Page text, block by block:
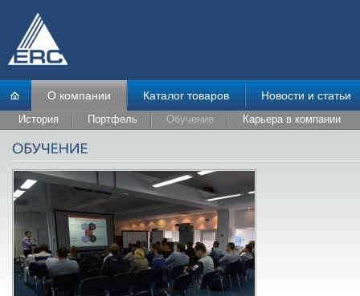
О компании Каталог товаров Новости и статьи
История Портфель Обучение Карьера в компании